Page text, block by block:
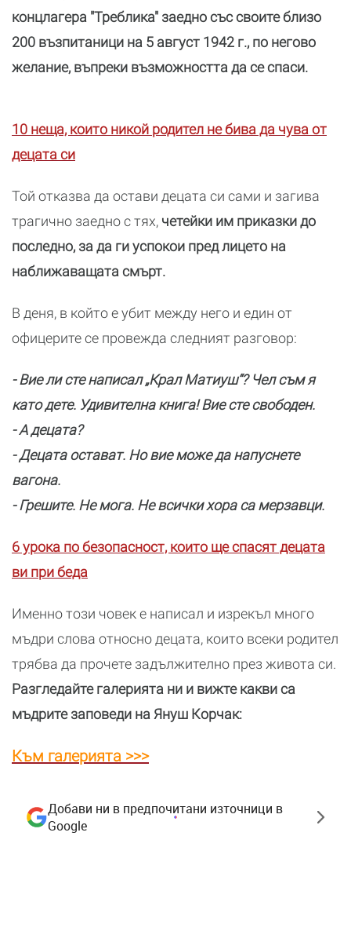
концлагера "Треблика" заедно със своите близо
200 възпитаници на 5 август 1942 г., по негово
желание, въпреки възможността да се спаси.
10 неща, които никой родител не бива да чува от
децата си
Той отказва да остави децата си сами и загива
трагично заедно с тях, четейки им приказки до
последно, за да ги успокои пред лицето на
наближаващата смърт.
В деня, в който е убит между него и един от
офицерите се провежда следният разговор:
- Вие ли сте написал „Крал Матиуш“? Чел съм я
като дете. Удивителна книга! Вие сте свободен.
- А децата?
- Децата остават. Но вие може да напуснете
вагона.
- Грешите. Не мога. Не всички хора са мерзавци.
6 урока по безопасност, които ще спасят децата
ви при беда
Именно този човек е написал и изрекъл много
мъдри слова относно децата, които всеки родител
трябва да прочете задължително през живота си.
Разгледайте галерията ни и вижте какви са
мъдрите заповеди на Януш Корчак:
Към галерията >>>
Добави ни в предпочитани източници в
Google